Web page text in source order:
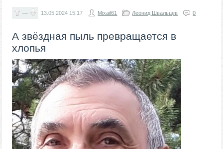
— 13.05.2024 15:17 Mixail61 Леонид Швальцев 0
А звёздная пыль превращается в
хлопья